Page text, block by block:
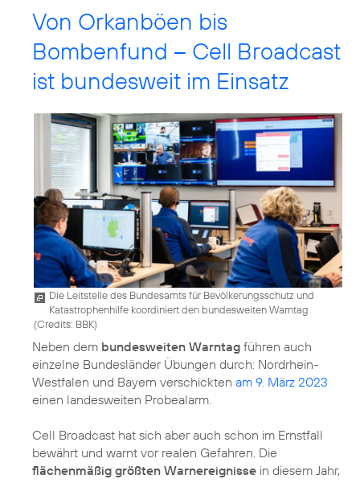
Von Orkanböen bis
Bombenfund – Cell Broadcast
ist bundesweit im Einsatz
Die Leitstelle des Bundesamts für Bevölkerungsschutz und
Katastrophenhilfe koordiniert den bundesweiten Warntag
(Credits: BBK)
Neben dem bundesweiten Warntag führen auch
einzelne Bundesländer Übungen durch: Nordrhein-
Westfalen und Bayern verschickten am 9. März 2023
einen landesweiten Probealarm.
Cell Broadcast hat sich aber auch schon im Ernstfall
bewährt und warnt vor realen Gefahren. Die
flächenmäßig größten Warnereignisse in diesem Jahr,